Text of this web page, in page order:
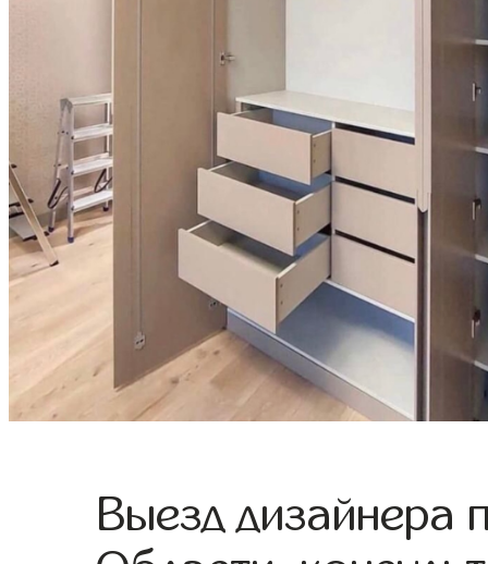
Выезд дизайнера